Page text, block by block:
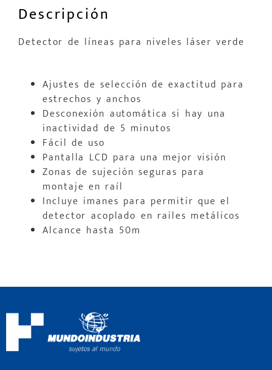
Descripción
Detector de líneas para niveles láser verde
Ajustes de selección de exactitud para
estrechos y anchos
Desconexión automática si hay una
inactividad de 5 minutos
Fácil de uso
Pantalla LCD para una mejor visión
Zonas de sujeción seguras para
montaje en raíl
Incluye imanes para permitir que el
detector acoplado en railes metálicos
Alcance hasta 50m